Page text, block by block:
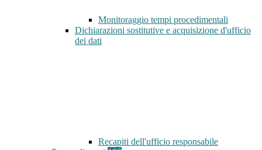
Monitoraggio tempi procedimentali
Dichiarazioni sostitutive e acquisizione d'ufficio
dei dati
Recapiti dell'ufficio responsabile